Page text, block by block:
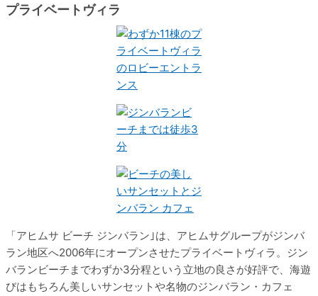
プライベートヴィラ
「アヒムサ ビーチ ジンバラン｣は、アヒムサグループがジンバ
ラン地区へ2006年にオープンさせたプライベートヴィラ。ジン
バランビーチまでわずか3分程という立地の良さが好評で、海遊
びはもちろん美しいサンセットや名物のジンバラン・カフェ